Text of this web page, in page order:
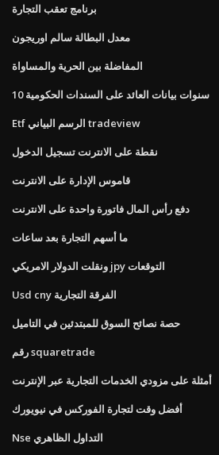
برنامج تعقب التجارة
معدل البطالة سالم اوريجون
المفاضلة بين الحرية والمساواة
10 سنوات بيانات العائد على السندات الحكومية
Etf الرسم البياني tradeview
نقطة على الانترنت تسجيل الدخول
قاموس الإدارة على الانترنت
دفع رأس المال فاتورة واحدة على الانترنت
ما أسهم التجارة بعد ساعات
ونقلت الدولار الامريكي jpy التوقعات
Usd cny الفرقة التجارية
حصة نصائح السوق للمبتدئين في التاميل
رقم squaretrade
أمثلة على مزودي الخدمات التجارية عبر الإنترنت
أفضل وقت لتجارة الفوركس في نيويورك
Nse التداول الظاهري